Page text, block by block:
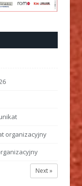
organizacyjny
Next »